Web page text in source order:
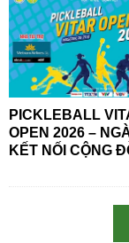
PICKLEBALL
OPEN 2026 –
KẾT NỐI CỘNG